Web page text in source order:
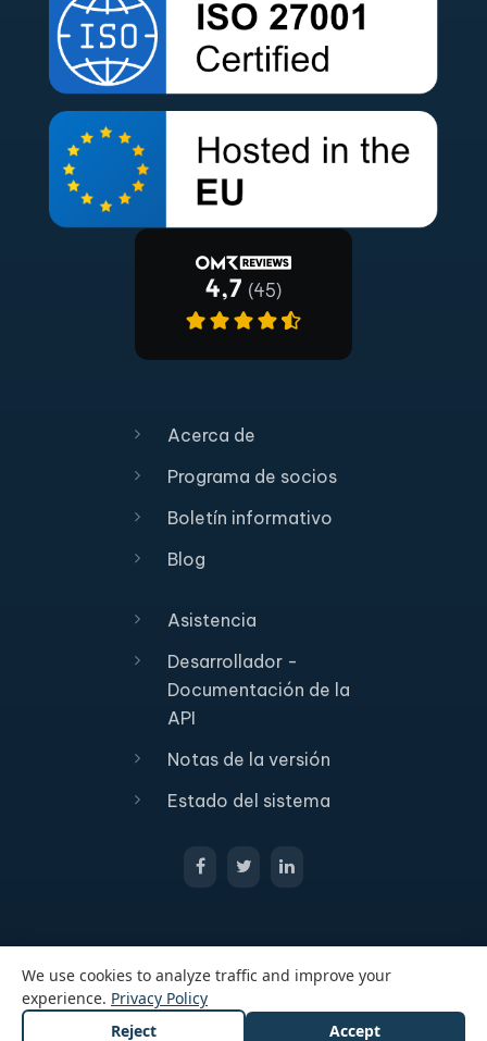
Acerca de
Programa de socios
Boletín informativo
Blog
Asistencia
Desarrollador -
Documentación de la
API
Notas de la versión
Estado del sistema
© 2026 All Rights Reserved Passcreator GmbH
We use cookies to analyze traffic and improve your
experience. Privacy Policy
Reject
Accept